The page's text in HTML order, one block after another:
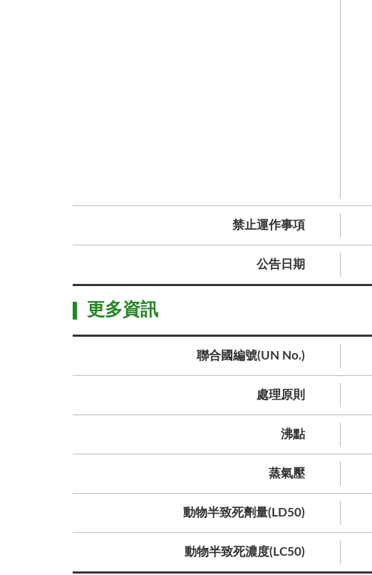
禁止運作事項
公告日期
更多資訊
聯合國編號(UN No.)
處理原則
沸點
蒸氣壓
動物半致死劑量(LD50)
動物半致死濃度(LC50)